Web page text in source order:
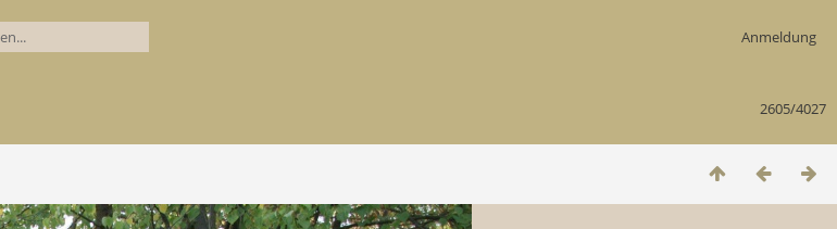
Anmeldung
2605/4027